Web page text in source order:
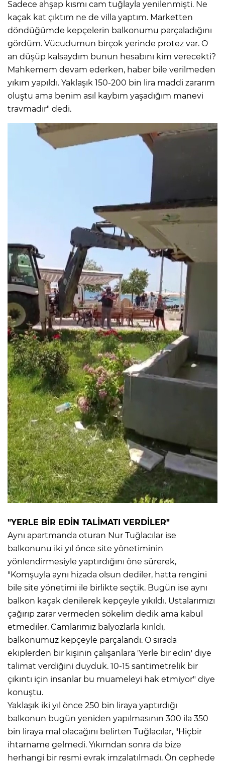
Sadece ahşap kısmı cam tuğlayla yenilenmişti. Ne
kaçak kat çıktım ne de villa yaptım. Marketten
döndüğümde kepçelerin balkonumu parçaladığını
gördüm. Vücudumun birçok yerinde protez var. O
an düşüp kalsaydım bunun hesabını kim verecekti?
Mahkemem devam ederken, haber bile verilmeden
yıkım yapıldı. Yaklaşık 150-200 bin lira maddi zararım
oluştu ama benim asıl kaybım yaşadığım manevi
travmadır" dedi.
"YERLE BİR EDİN TALİMATI VERDİLER"
Aynı apartmanda oturan Nur Tuğlacılar ise
balkonunu iki yıl önce site yönetiminin
yönlendirmesiyle yaptırdığını öne sürerek,
"Komşuyla aynı hizada olsun dediler, hatta rengini
bile site yönetimi ile birlikte seçtik. Bugün ise aynı
balkon kaçak denilerek kepçeyle yıkıldı. Ustalarımızı
çağırıp zarar vermeden sökelim dedik ama kabul
etmediler. Camlarımız balyozlarla kırıldı,
balkonumuz kepçeyle parçalandı. O sırada
ekiplerden bir kişinin çalışanlara 'Yerle bir edin' diye
talimat verdiğini duyduk. 10-15 santimetrelik bir
çıkıntı için insanlar bu muameleyi hak etmiyor" diye
konuştu.
Yaklaşık iki yıl önce 250 bin liraya yaptırdığı
balkonun bugün yeniden yapılmasının 300 ila 350
bin liraya mal olacağını belirten Tuğlacılar, "Hiçbir
ihtarname gelmedi. Yıkımdan sonra da bize
herhangi bir resmi evrak imzalatılmadı. Ön cephede